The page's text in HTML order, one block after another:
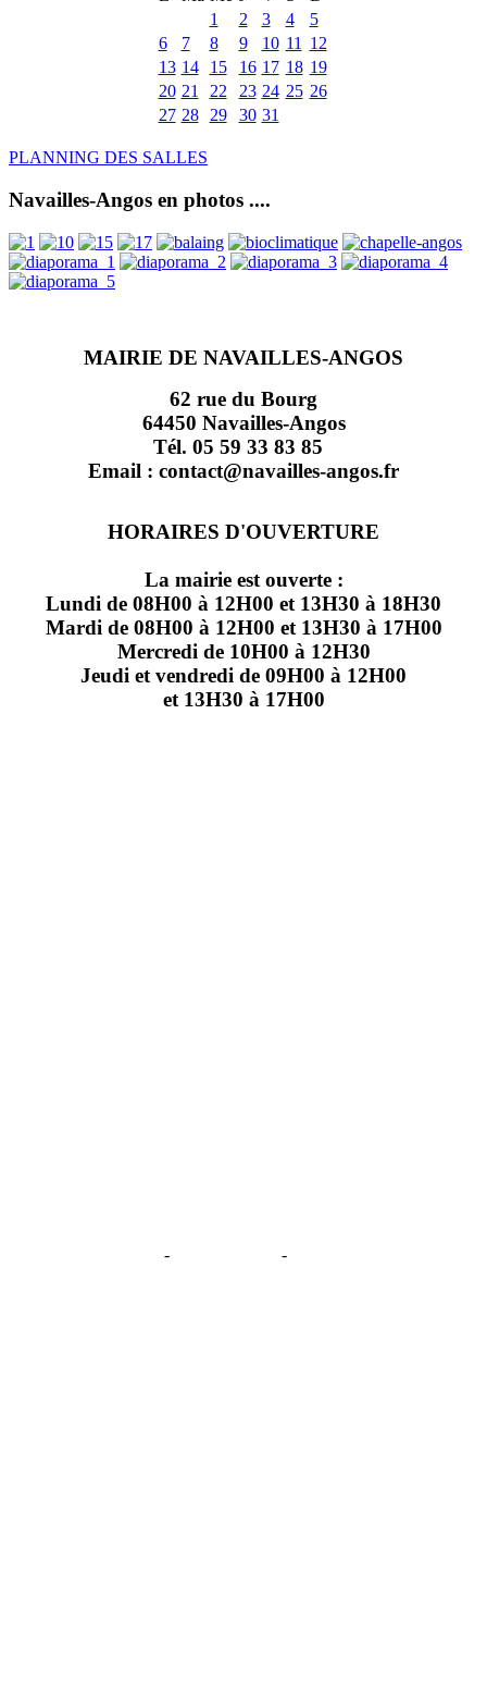
1
2 3 4
5
6
7 8 9 10 11
12
13 14 15 16 17 18 19
20 21 22 23 24 25 26
27 28 29 30 31
PLANNING DES SALLES
Navailles-Angos en photos ....
MAIRIE DE NAVAILLES-ANGOS
62 rue du Bourg
64450 Navailles-Angos
Tél. 05 59 33 83 85
Email : contact@navailles-angos.fr
HORAIRES D'OUVERTURE
La mairie est ouverte :
Lundi de 08H00 à 12H00 et 13H30 à 18H30
Mardi de 08H00 à 12H00 et 13H30 à 17H00
Mercredi de 10H00 à 12H30
Jeudi et vendredi de 09H00 à 12H00
et 13H30 à 17H00
- -